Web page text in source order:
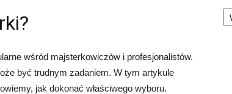
wśród majsterkowiczów i profesjonalistów.
być trudnym zadaniem. W tym artykule
jak dokonać właściwego wyboru.